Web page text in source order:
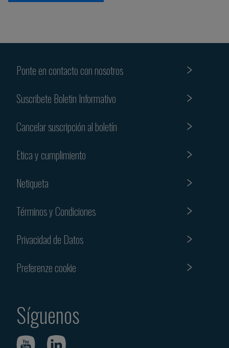
Ponte en contacto con nosotros
Suscribete Boletin Informativo
Cancelar suscripción al boletín
Etica y cumplimiento
Netiqueta
Términos y Condiciones
Privacidad de Datos
Preferenze cookie
Síguenos